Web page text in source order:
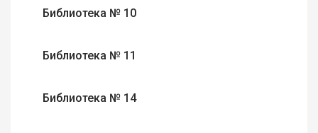
Библиотека № 10
Библиотека № 11
Библиотека № 14